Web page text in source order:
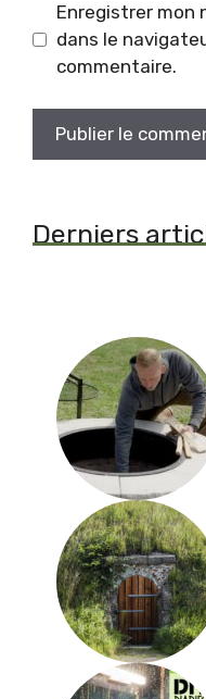
Enregistrer mon
dans le
commentaire.
Derniers